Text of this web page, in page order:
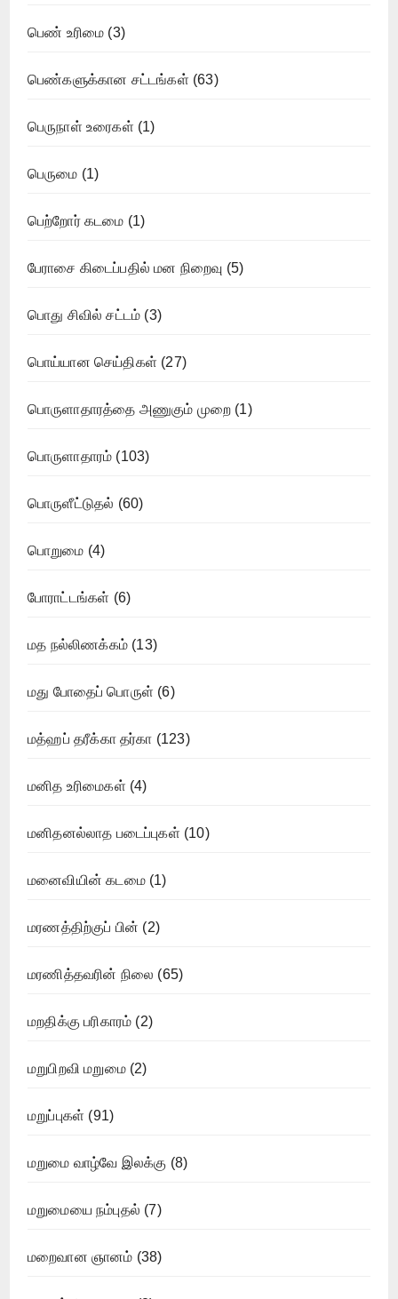
பெண் உரிமை (3)
பெண்களுக்கான சட்டங்கள் (63)
பெருநாள் உரைகள் (1)
பெருமை (1)
பெற்றோர் கடமை (1)
பேராசை கிடைப்பதில் மன நிறைவு (5)
பொது சிவில் சட்டம் (3)
பொய்யான செய்திகள் (27)
பொருளாதாரத்தை அணுகும் முறை (1)
பொருளாதாரம் (103)
பொருளீட்டுதல் (60)
பொறுமை (4)
போராட்டங்கள் (6)
மத நல்லிணக்கம் (13)
மது போதைப் பொருள் (6)
மத்ஹப் தரீக்கா தர்கா (123)
மனித உரிமைகள் (4)
மனிதனல்லாத படைப்புகள் (10)
மனைவியின் கடமை(1)
மரணத்திற்குப் பின் (2)
மரணித்தவரின் நிலை (65)
மறதிக்கு பரிகாரம் (2)
மறுபிறவி மறுமை(2)
மறுப்புகள் (91)
மறுமை வாழ்வே இலக்கு (8)
மறுமையை நம்புதல் (7)
மறைவான ஞானம் (38)